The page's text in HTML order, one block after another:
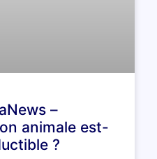
–
animale est-
?